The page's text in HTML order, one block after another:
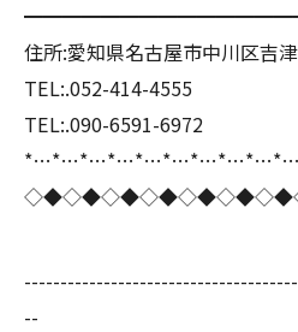
住所:愛知県名古屋市中川区吉
TEL:.052-414-4555
TEL:.090-6591-6972
--